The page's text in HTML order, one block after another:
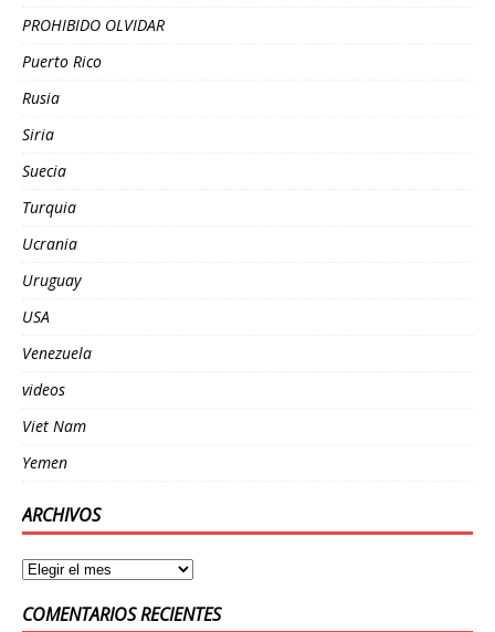
PROHIBIDO OLVIDAR
Puerto Rico
Rusia
Siria
Suecia
Turquia
Ucrania
Uruguay
USA
Venezuela
videos
Viet Nam
Yemen
ARCHIVOS
COMENTARIOS RECIENTES